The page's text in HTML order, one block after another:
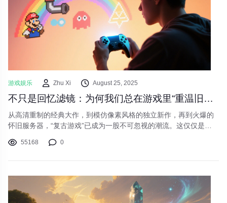
游戏娱乐 Zhu Xi August 25, 2025
不只是回忆滤镜：为何我们总在游戏里“重温旧梦”？
从高清重制的经典大作，到模仿像素风格的独立新作，再到火爆的
怀旧服务器，“复古游戏”已成为一股不可忽视的潮流。这仅仅是我
文化逻辑？本文将探讨游戏怀旧风潮背后的魅力所在。
55168 0